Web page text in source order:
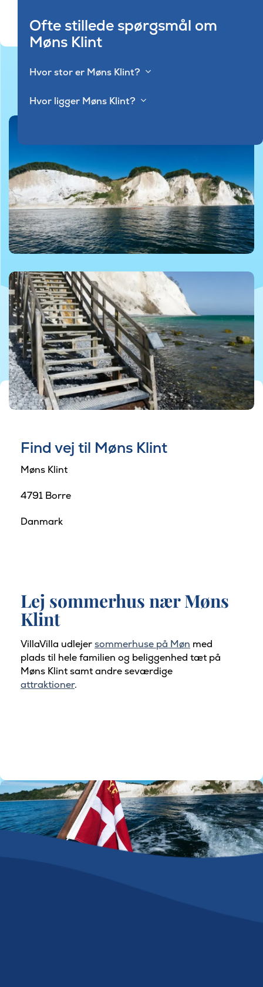
Ofte stillede spørgsmål om
Møns Klint
Hvor stor er Møns Klint?
Hvor ligger Møns Klint?
Find vej til Møns Klint
Møns Klint
4791 Borre
Danmark
Lej sommerhus nærMøns
Klint
VillaVilla udlejersommerhuse på Møn med
plads til hele familien og beliggenhed tæt på
Møns Klintsamt andre seværdige
attraktioner.